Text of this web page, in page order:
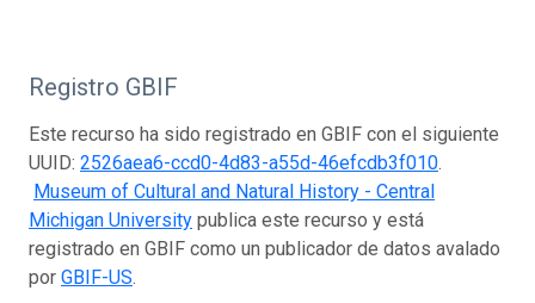
Registro GBIF
Este recurso ha sido registrado en GBIF con el siguiente
UUID: 2526aea6-ccd0-4d83-a55d-46efcdb3f010.
Museum of Cultural and Natural History - Central
Michigan University publica este recurso y está
registrado en GBIF como un publicador de datos avalado
por GBIF-US.